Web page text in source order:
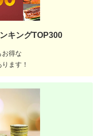
キングTOP300
お得な
ます！